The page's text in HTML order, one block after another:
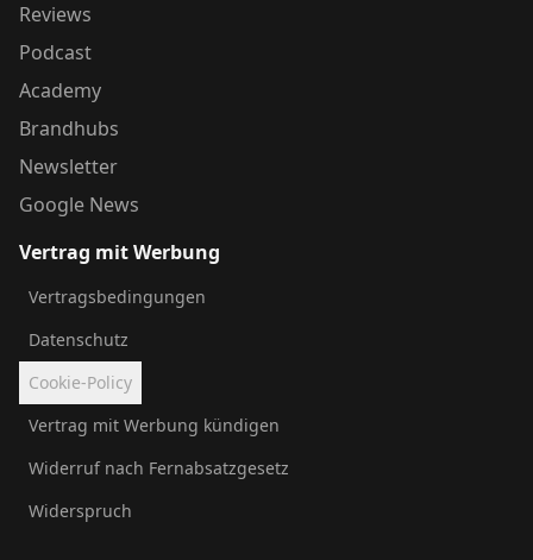
Reviews
Podcast
Academy
Brandhubs
Newsletter
Google News
Vertrag mit Werbung
Vertragsbedingungen
Datenschutz
Cookie-Policy
Vertrag mit Werbung kündigen
Widerruf nach Fernabsatzgesetz
Widerspruch